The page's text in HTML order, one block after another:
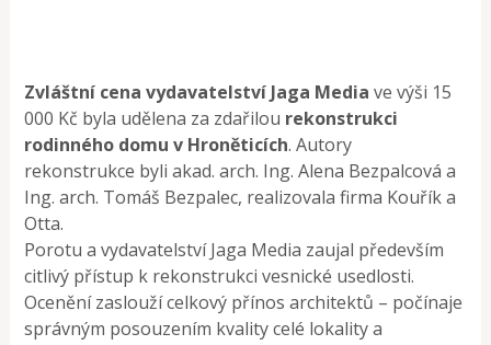
Zvláštní cena vydavatelství Jaga Mediave výši 15
000 Kč byla udělena za zdařilou rekonstrukci
rodinného domu v Hroněticích. Autory
rekonstrukce byli akad. arch. Ing. Alena Bezpalcová a
Ing. arch. Tomáš Bezpalec, realizovala firma Kouřík a
Otta.
Porotu a vydavatelství Jaga Media zaujal především
citlivý přístup k rekonstrukci vesnické usedlosti.
Ocenění zaslouží celkový přínos architektů – počínaje
správným posouzením kvality celé lokality a